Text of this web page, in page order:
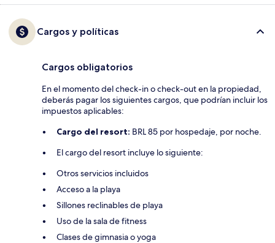
Cargos y políticas
Cargos obligatorios
En el momento del check-in o check-out en la propiedad,
deberás pagar los siguientes cargos, que podrían incluir los
impuestos aplicables:
Cargo del resort: BRL 85 por hospedaje, por noche.
El cargo del resort incluye lo siguiente:
Otros servicios incluidos
Acceso a la playa
Sillones reclinables de playa
Uso de la sala de fitness
Clases de gimnasia o yoga